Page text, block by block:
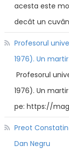
acesta este
decât un
Profesorul
1976). Un
Profesorul
1976). Un
pe: https://
Preot
Dan Negru